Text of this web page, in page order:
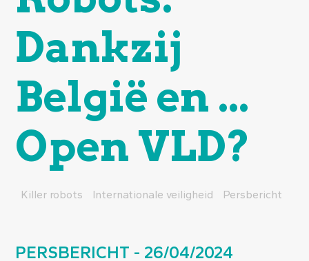
Dankzij
België en ...
Open VLD?
Killer robots Internationale veiligheid Persbericht
PERSBERICHT - 26/04/2024